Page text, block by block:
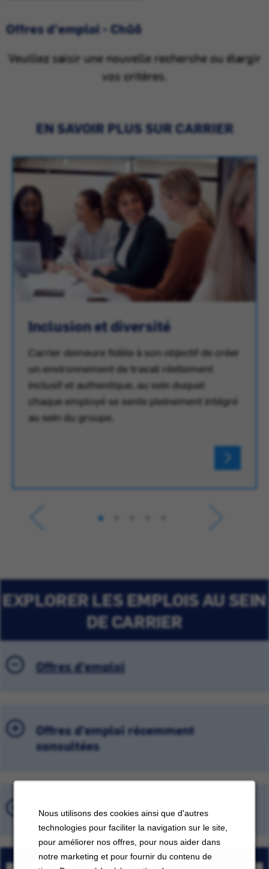
Nous utilisons des cookies ainsi que d'autres
technologies pour faciliter la navigation sur le site,
pour améliorer nos offres, pour nous aider dans
notre marketing et pour fournir du contenu de
Offres d'emploi - Chūō
Veuillez saisir une nouvelle recherche ou élargir
vos critères.
EN SAVOIR PLUS SUR CARRIER
Inclusion et diversité
Carrier demeure fidèle à son objectif de créer
un environnement de travail réellement
inclusif et authentique, au sein duquel
chaque employé se sente pleinement intégré
au sein du groupe.
EXPLORER LES EMPLOIS AU SEIN
DE CARRIER
Offres d'emploi
Offres d'emploi récemment
consultées
Emplois sauvegardés